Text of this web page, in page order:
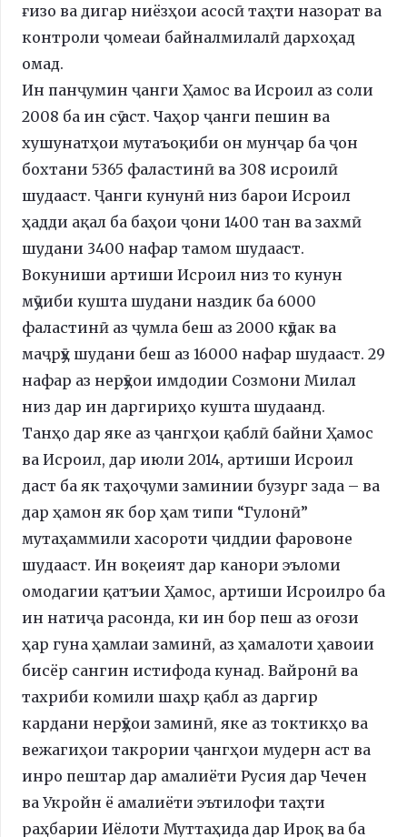
ғизо ва дигар ниёзҳои асосӣ таҳти назорат ва
контроли ҷомеаи байналмилалӣ дархоҳад
омад.
Ин панҷумин ҷанги Ҳамос ва Исроил аз соли
2008 ба ин сӯ аст. Чаҳор ҷанги пешин ва
хушунатҳои мутаъоқиби он мунҷар ба ҷон
бохтани 5365 фаластинӣ ва 308 исроилӣ
шудааст. Ҷанги кунунӣ низ барои Исроил
ҳадди ақал ба баҳои ҷони 1400 тан ва захмӣ
шудани 3400 нафар тамом шудааст.
Вокуниши артиши Исроил низ то кунун
мӯҷиби кушта шудани наздик ба 6000
фаластинӣ аз ҷумла беш аз 2000 кӯдак ва
маҷрӯҳ шудани беш аз 16000 нафар шудааст. 29
нафар аз нерӯҳои имдодии Созмони Милал
низ дар ин даргириҳо кушта шудаанд.
Танҳо дар яке аз ҷангҳои қаблӣ байни Ҳамос
ва Исроил, дар июли 2014, артиши Исроил
даст ба як таҳоҷуми заминии бузург зада – ва
дар ҳамон як бор ҳам типи “Гулонӣ”
мутаҳаммили хасороти ҷиддии фаровоне
шудааст. Ин воқеият дар канори эъломи
омодагии қатъии Ҳамос, артиши Исроилро ба
ин натиҷа расонда, ки ин бор пеш аз оғози
ҳар гуна ҳамлаи заминӣ, аз ҳамалоти ҳавоии
бисёр сангин истифода кунад. Вайронӣ ва
тахриби комили шаҳр қабл аз даргир
кардани нерӯҳои заминӣ, яке аз токтикҳо ва
вежагиҳои такрории ҷангҳои мудерн аст ва
инро пештар дар амалиёти Русия дар Чечен
ва Укройн ё амалиёти эътилофи таҳти
раҳбарии Иёлоти Муттаҳида дар Ироқ ва ба